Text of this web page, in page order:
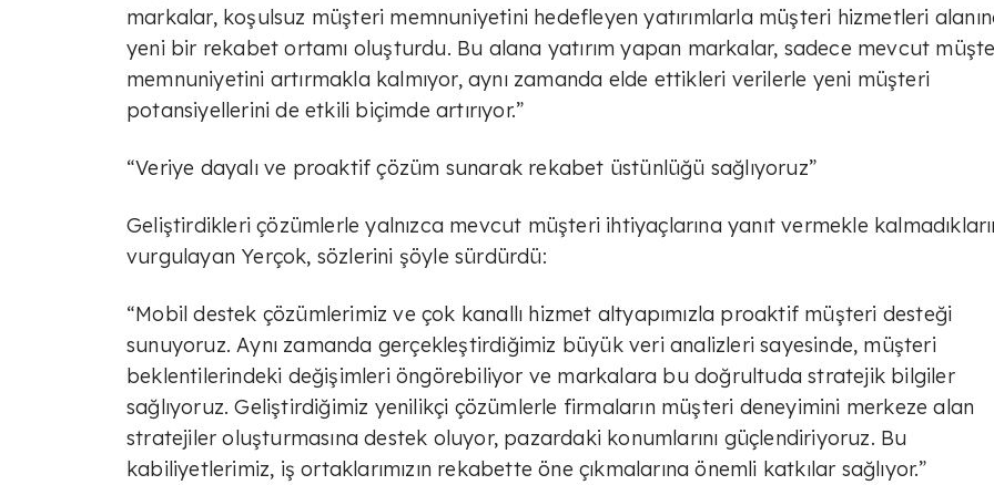
markalar, koşulsuz müşteri memnuniyetini hedefleyen yatırımlarla müşteri hizmetleri
yeni bir rekabet ortamı oluşturdu. Bu alana yatırım yapan markalar, sadece mevcut
memnuniyetini artırmakla kalmıyor, aynı zamanda elde ettikleri verilerle yeni müşteri
potansiyellerini de etkili biçimde artırıyor.”
“Veriye dayalı ve proaktif çözüm sunarak rekabet üstünlüğü sağlıyoruz”
Geliştirdikleri çözümlerle yalnızca mevcut müşteri ihtiyaçlarına yanıt vermekle
vurgulayan Yerçok, sözlerini şöyle sürdürdü:
“Mobil destek çözümlerimiz ve çok kanallı hizmet altyapımızla proaktif müşteri desteği
sunuyoruz. Aynı zamanda gerçekleştirdiğimiz büyük veri analizleri sayesinde, müşteri
beklentilerindeki değişimleri öngörebiliyor ve markalara bu doğrultuda stratejik bilgiler
sağlıyoruz. Geliştirdiğimiz yenilikçi çözümlerle firmaların müşteri deneyimini merkeze alan
stratejiler oluşturmasına destek oluyor, pazardaki konumlarını güçlendiriyoruz. Bu
kabiliyetlerimiz, iş ortaklarımızın rekabette öne çıkmalarına önemli katkılar sağlıyor.”